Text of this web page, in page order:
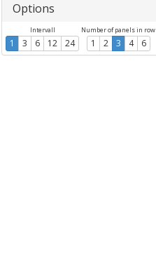
Options
Intervall
1 3 6 12 24
Number of panels in row
1 2 3 4 6